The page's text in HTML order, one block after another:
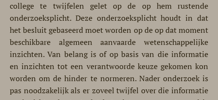
college te twijfelen gelet op de op hem rustende
onderzoeksplicht. Deze onderzoeksplicht houdt in dat
het besluit gebaseerd moet worden op de op dat moment
beschikbare algemeen aanvaarde wetenschappelijke
inzichten. Van belang is of op basis van die informatie
en inzichten tot een verantwoorde keuze gekomen kon
worden om de hinder te normeren. Nader onderzoek is
pas noodzakelijk als er zoveel twijfel over die informatie